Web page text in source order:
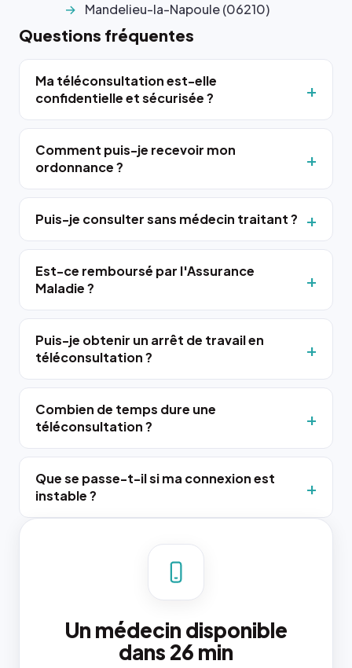
Mandelieu-la-Napoule (06210)
Questions fréquentes
Ma téléconsultation est-elle
confidentielle et sécurisée ?
Comment puis-je recevoir mon
ordonnance ?
Puis-je consulter sans médecin traitant ?
Est-ce remboursé par l'Assurance
Maladie ?
Puis-je obtenir un arrêt de travail en
téléconsultation ?
Combien de temps dure une
téléconsultation ?
Que se passe-t-il si ma connexion est
instable ?
Un médecin disponible
dans 26 min